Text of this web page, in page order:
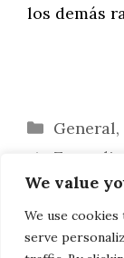
We value
We use
serve
los demás
General,
Zanardi
segundo
Amazon
coche y